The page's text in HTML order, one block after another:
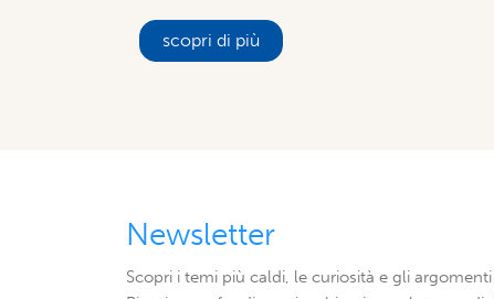
scopri di più
Newsletter
Scopri i temi più caldi, le curiosità e gli